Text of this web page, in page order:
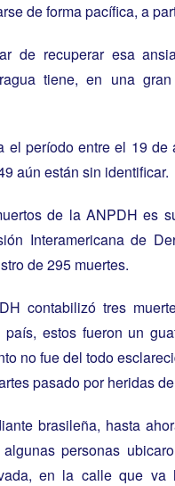
de forma pacífica, a
de recuperar esa
tiene, en una
el período entre el 19
aún están sin identificar.
de la ANPDH es
Interamericana de
de 295 muertes.
contabilizó tres
estos fueron un
no fue del todo
pasado por heridas
brasileña, hasta
personas
en la calle que